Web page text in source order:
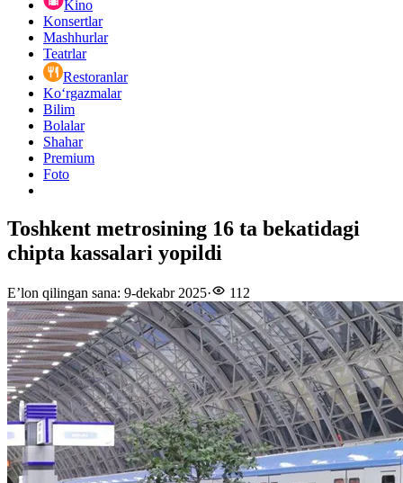
Kino
Konsertlar
Mashhurlar
Teatrlar
Restoranlar
Ko‘rgazmalar
Bilim
Bolalar
Shahar
Premium
Foto
Toshkent metrosining 16 ta bekatidagi
chipta kassalari yopildi
E’lon qilingan sana: 9-dekabr 2025· 112